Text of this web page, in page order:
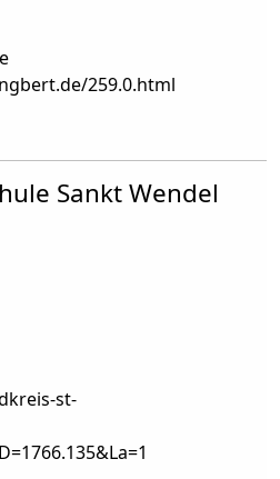
259.0.html
Sankt Wendel
st-